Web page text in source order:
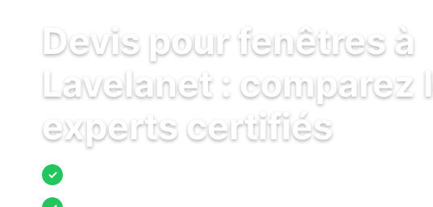
Devis pour fenêtres à
Lavelanet : comparez
experts certifiés
✓